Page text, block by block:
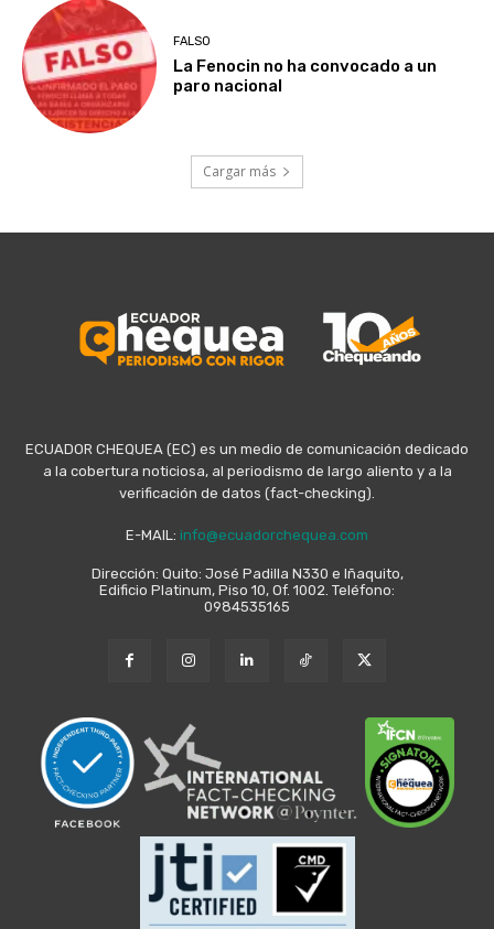
FALSO
La Fenocin no ha convocado a un
paro nacional
Cargar más
ECUADOR CHEQUEA (EC) es un medio de comunicación dedicado
a la cobertura noticiosa, al periodismo de largo aliento y a la
verificación de datos (fact-checking).
E-MAIL: info@ecuadorchequea.com
Dirección: Quito: José Padilla N330 e Iñaquito,
Edificio Platinum, Piso 10, Of. 1002. Teléfono:
0984535165